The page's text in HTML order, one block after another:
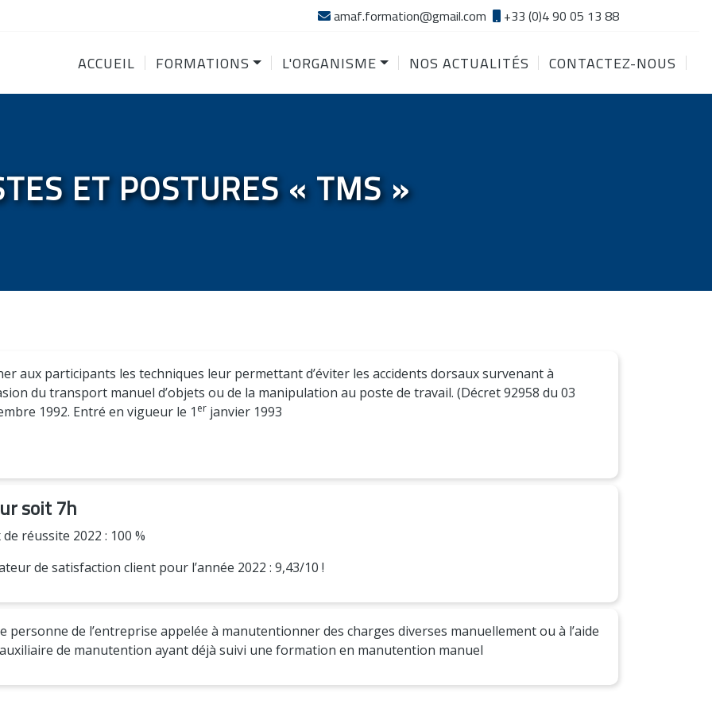
amaf.formation@gmail.com +33 (0)4 90 05 13 88
ACCUEIL FORMATIONS L'ORGANISME NOS ACTUALITÉS CONTACTEZ-NOUS
ET POSTURES « TMS »
aux participants les techniques leur permettant d’éviter les accidents dorsaux survenant à
du transport manuel d’objets ou de la manipulation au poste de travail. (Décret 92958 du 03
1992. Entré en vigueur le 1 er janvier 1993
soit 7h
réussite 2022 : 100 %
de satisfaction client pour l’année 2022 : 9,43/10 !
personne de l’entreprise appelée à manutentionner des charges diverses manuellement ou à l’aide
auxiliaire de manutention ayant déjà suivi une formation en manutention manuel